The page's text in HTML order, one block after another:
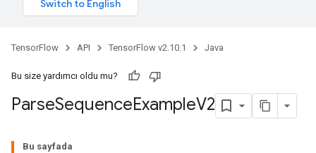
TensorFlow API TensorFlow v2.10.1 Java
Bu size yardımcı oldu mu?
ParseSequenceExampleV2
Bu sayfada